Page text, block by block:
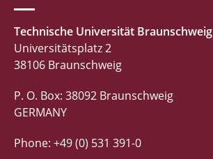
Technische Universität Braunschweig
Universitätsplatz 2
38106 Braunschweig
P. O. Box: 38092 Braunschweig
GERMANY
Phone: +49 (0) 531 391-0